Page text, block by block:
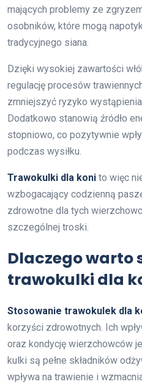
mających problemy ze
osobników, które mogą
tradycyjnego siana.
Dzięki wysokiej zawartości
regulację procesów
zmniejszyć ryzyko
Dodatkowo stanowią źródło
stopniowo, co pozytywnie
podczas wysiłku.
Trawokulki dla koni to więc
wzbogacający codzienną
zdrowotne dla tych
szczególnej troski.
Dlaczego warto
trawokulki dla
Stosowanie trawokulek dla
korzyści zdrowotnych. Ich
oraz kondycję wierzchowców
kulki są pełne składników
wpływa na trawienie i